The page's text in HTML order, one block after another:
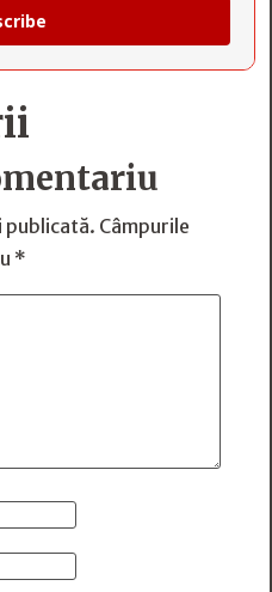
publicată. Câmpurile
*